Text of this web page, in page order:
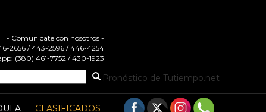
- Comunicate con nosotros -
2656 / 443-2596 / 446-4254
(380) 461-7752 / 430-1923
Pronóstico de Tutiempo.net
CLASIFICADOS